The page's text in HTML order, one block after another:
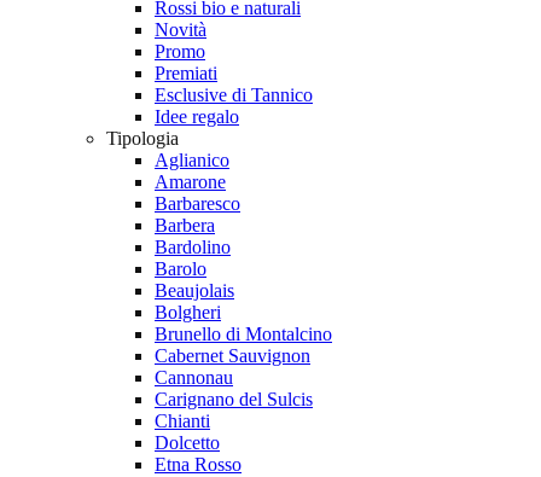
Rossi bio e naturali
Novità
Promo
Premiati
Esclusive di Tannico
Idee regalo
Tipologia
Aglianico
Amarone
Barbaresco
Barbera
Bardolino
Barolo
Beaujolais
Bolgheri
Brunello di Montalcino
Cabernet Sauvignon
Cannonau
Carignano del Sulcis
Chianti
Dolcetto
Etna Rosso